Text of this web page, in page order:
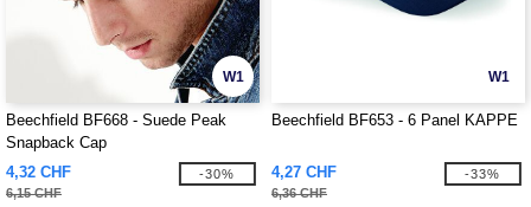
W1
Beechfield BF668 - Suede Peak
Snapback Cap
4,32 CHF
6,15 CHF
-30%
W1
Beechfield BF653 - 6 Panel KAPPE
4,27 CHF
6,36 CHF
-33%